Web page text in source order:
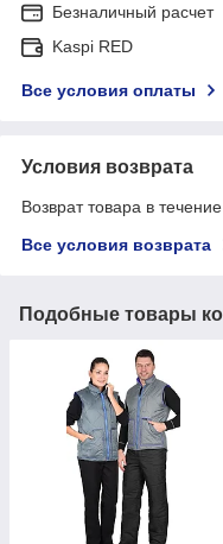
Безналичный расчет
Kaspi RED
Все условия оплаты
Условия возврата
Возврат товара в
Все условия возврата
Подобные товары